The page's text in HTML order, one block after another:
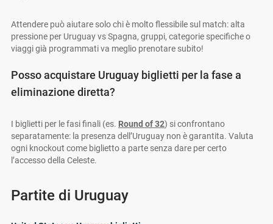
Attendere può aiutare solo chi è molto flessibile sul match: alta
pressione per Uruguay vs Spagna, gruppi, categorie specifiche o
viaggi già programmati va meglio prenotare subito!
Posso acquistare Uruguay biglietti per la fase a
eliminazione diretta?
I biglietti per le fasi finali (es. Round of 32) si confrontano
separatamente: la presenza dell’Uruguay non è garantita. Valuta
ogni knockout come biglietto a parte senza dare per certo
l’accesso della Celeste.
Partite di Uruguay